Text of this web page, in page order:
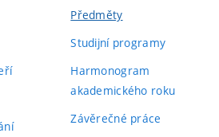
Předměty
Studijní programy
Harmonogram
akademického roku
Závěrečné práce